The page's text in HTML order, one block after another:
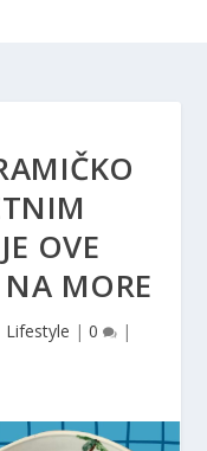
OVE
MORE
Lifestyle | 0 |